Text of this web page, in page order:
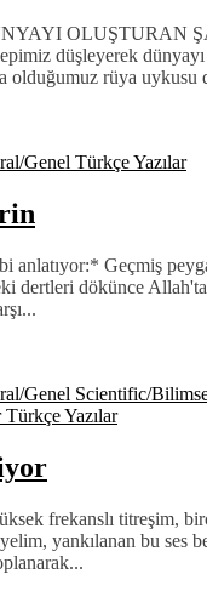
OLUŞTURAN
düşleyerek
olduğumuz rüya uykusu
Genel Türkçe Yazılar
anlatıyor:* Geçmiş
dertleri dökünce
Genel Scientific/
Türkçe Yazılar
frekanslı titreşim,
yankılanan bu ses